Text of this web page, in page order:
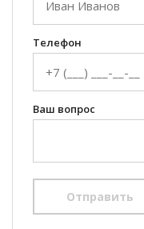
Телефон
Ваш вопрос
Отправить